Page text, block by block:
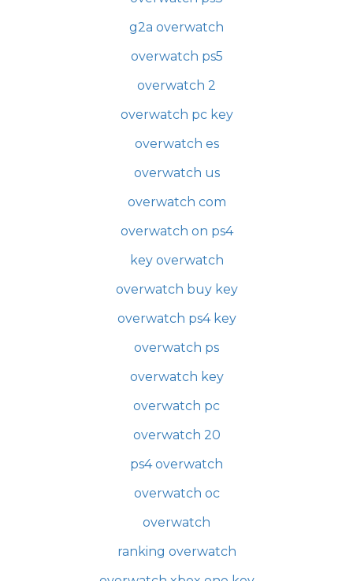
g2a overwatch
overwatch ps5
overwatch 2
overwatch pc key
overwatch es
overwatch us
overwatch com
overwatch on ps4
key overwatch
overwatch buy key
overwatch ps4 key
overwatch ps
overwatch key
overwatch pc
overwatch 20
ps4 overwatch
overwatch oc
overwatch
ranking overwatch